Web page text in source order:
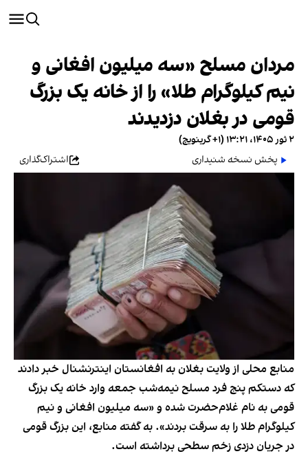
مردان مسلح «سه میلیون افغانی و
نیم کیلوگرام طلا» را از خانه یک بزرگ
قومی در بغلان دزدیدند
۲ ثور ۱۴۰۵، ۱۳:۲۱ (‎+۱ گرینویچ)
پخش نسخه شنیداری
اشتراک‌گذاری
منابع محلی از ولایت بغلان به افغانستان اینترنشنال خبر دادند
که دستکم پنج فرد مسلح نیمه‌شب جمعه وارد خانه یک بزرگ
قومی به نام غلام‌حضرت شده و «سه میلیون افغانی و نیم
کیلوگرام طلا را به سرقت بردند». به گفته منابع، این بزرگ قومی
در جریان دزدی زخم سطحی برداشته است.